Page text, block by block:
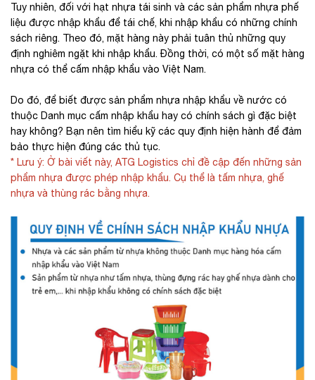
Tuy nhiên, đối với hạt nhựa tái sinh và các sản phẩm nhựa phế
liệu được nhập khẩu để tái chế, khi nhập khẩu có những chính
sách riêng. Theo đó, mặt hàng này phải tuân thủ những quy
định nghiêm ngặt khi nhập khẩu. Đồng thời, có một số mặt hàng
nhựa có thể cấm nhập khẩu vào Việt Nam.
Do đó, để biết được sản phẩm nhựa nhập khẩu về nước có
thuộc Danh mục cấm nhập khẩu hay có chính sách gì đặc biệt
hay không? Bạn nên tìm hiểu kỹ các quy định hiện hành để đảm
bảo thực hiện đúng các thủ tục.
* Lưu ý: Ở bài viết này, ATG Logistics chỉ đề cập đến những sản
phẩm nhựa được phép nhập khẩu. Cụ thể là tấm nhựa, ghế
nhựa và thùng rác bằng nhựa.